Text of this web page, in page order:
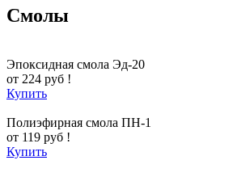
Смолы
Эпоксидная смола Эд-20
от 224 руб !
Купить
Полиэфирная смола ПН-1
от 119 руб !
Купить